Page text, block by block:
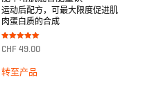
运动后配方，可最大限度促进肌
肉蛋白质的合成
Bewertet mit
5.00
CHF 49.00
转至产品